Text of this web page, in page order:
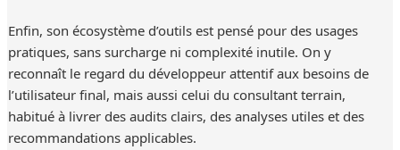
Enfin, son écosystème d’outils est pensé pour des usages
pratiques, sans surcharge ni complexité inutile. On y
reconnaît le regard du développeur attentif aux besoins de
l’utilisateur final, mais aussi celui du consultant terrain,
habitué à livrer des audits clairs, des analyses utiles et des
recommandations applicables.